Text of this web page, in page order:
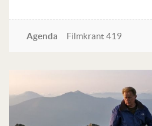
Agenda Filmkrant 419